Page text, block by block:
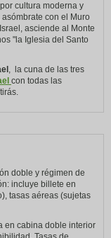
cultura moderna y
asómbrate con el Muro
asciende al Monte
"la Iglesia del Santo
,
la cuna de las tres
con todas las
doble y régimen de
incluye billete en
tasas aéreas (sujetas
en cabina doble interior